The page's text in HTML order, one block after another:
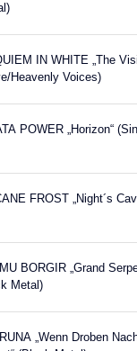
IN WHITE „The
Heavenly Voices)
POWER „Horizon“
FROST „Night´s
BORGIR „Grand
Metal)
„Wenn Droben